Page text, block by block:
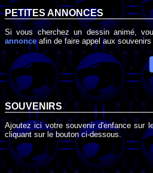
PETITES ANNONCES
Si vous cherchez un dessin animé,
annonceafin de faire appel aux souvenirs
SOUVENIRS
Ajoutez ici votre souvenir d'enfance sur
cliquant sur le bouton ci-dessous.